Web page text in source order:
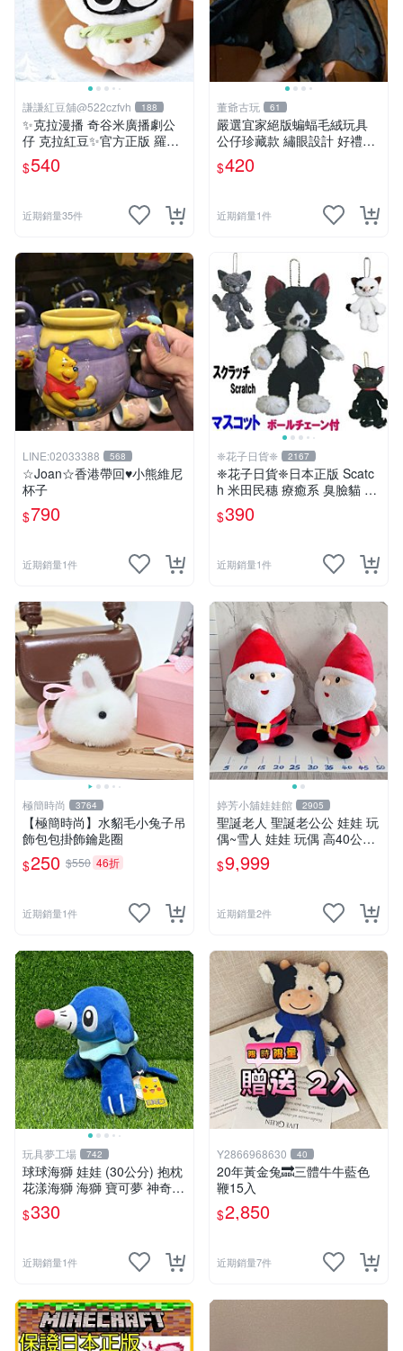
謙謙紅豆舖@522czfvh 188
✨克拉漫播 奇谷米廣播劇公
仔 克拉紅豆✨官方正版 羅小
黑戰記暖暖雪人毛絨包
$540
近期銷量35件
董爺古玩 61
嚴選宜家絕版蝙蝠毛絨玩具
公仔珍藏款 繡眼設計 好禮推
薦 蝙蝠玩偶 宜家稀有 毛絨收
藏 宜家玩具 毛絨公仔 絕版玩
$420
近期銷量1件
LINE:02033388 568
☆Joan☆香港帶回♥小熊維尼
杯子
$790
近期銷量1件
❈花子日貨❈ 2167
❈花子日貨❈日本正版 Scatc
h 米田民穗 療癒系 臭臉貓 抓
抓貓 玩偶吊飾 生日禮物 交換
禮物
$390
近期銷量1件
極簡時尚 3764
【極簡時尚】水貂毛小兔子吊
飾包包掛飾鑰匙圈
$250 $550 46折
近期銷量1件
婷芳小舖娃娃館 2905
聖誕老人 聖誕老公公 娃娃 玩
偶~雪人 娃娃 玩偶 高40公分
聖誕老公公 交換禮物 聖誕娃
娃娃 耶誕禮物 聖誕節擺飾 全
$9,999
近期銷量2件
玩具夢工場 742
球球海獅 娃娃 (30公分) 抱枕
花漾海獅 海獅 寶可夢 神奇寶
貝
$330
近期銷量1件
Y2866968630 40
20年黃金兔🔜三體牛牛藍色
鞭15入
$2,850
近期銷量7件